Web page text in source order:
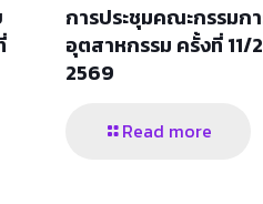
การประชุมคณะกรรมก
อุตสาหกรรม ครั้งที่
2569
Read more